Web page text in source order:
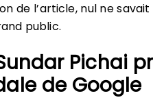
de l’article, nul ne
public.
Pichai
de Google